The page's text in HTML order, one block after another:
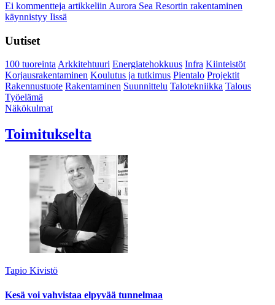
Ei kommentteja artikkeliin Aurora Sea Resortin rakentaminen
käynnistyy Iissä
Uutiset
100 tuoreintaArkkitehtuuri Energiatehokkuus Infra Kiinteistöt
Korjausrakentaminen Koulutus ja tutkimus Pientalo Projektit
Rakennustuote Rakentaminen Suunnittelu Talotekniikka Talous
Työelämä
Näkökulmat
Toimitukselta
Tapio Kivistö
Kesä voi vahvistaa elpyvää tunnelmaa